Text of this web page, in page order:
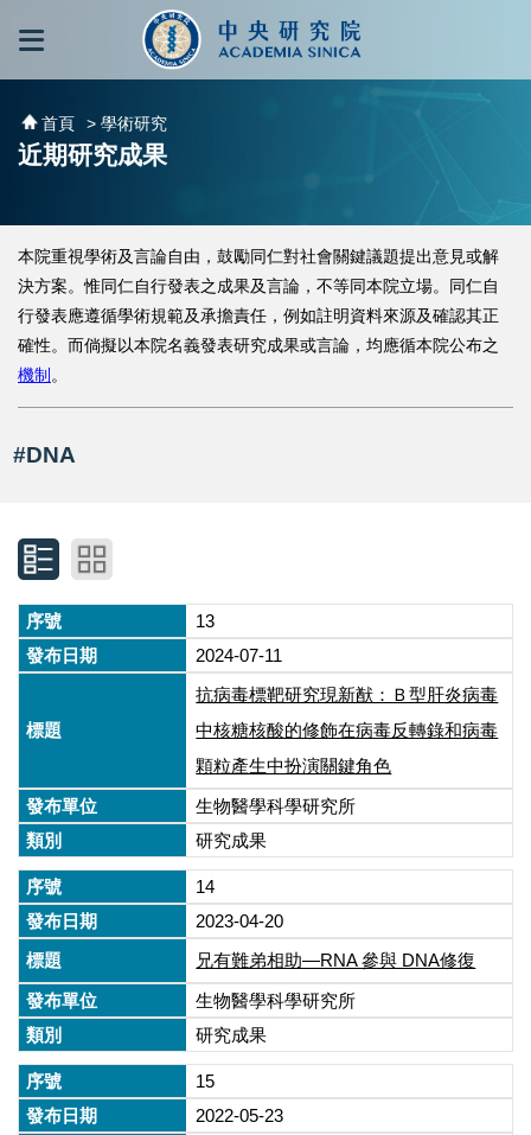
跳到主要內容區塊
首頁 > 學術研究
近期研究成果
本院重視學術及言論自由，鼓勵同仁對社會關鍵議題提出意見或解
決方案。惟同仁自行發表之成果及言論，不等同本院立場。同仁自
行發表應遵循學術規範及承擔責任，例如註明資料來源及確認其正
確性。而倘擬以本院名義發表研究成果或言論，均應循本院公布之
機制 。
#DNA
13
2024-07-11
抗病毒標靶研究現新猷：Ｂ型肝炎病毒
中核糖核酸的修飾在病毒反轉錄和病毒
顆粒產生中扮演關鍵角色
生物醫學科學研究所
研究成果
14
2023-04-20
兄有難弟相助—RNA 參與 DNA修復
生物醫學科學研究所
研究成果
15
2022-05-23